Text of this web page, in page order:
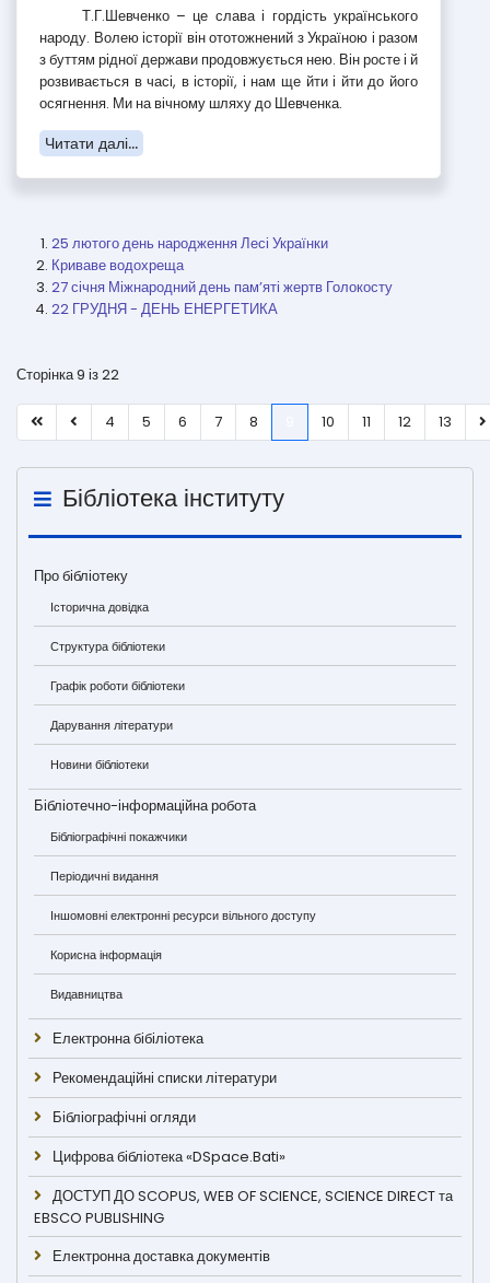
Т.Г.Шевченко – це слава і гордість українського
народу. Волею історії він ототожнений з Україною і разом
з буттям рідної держави продовжується нею. Він росте і й
розвивається в часі, в історії, і нам ще йти і йти до його
осягнення. Ми на вічному шляху до Шевченка.
Читати далі...
25 лютого день народження Лесі Українки
Криваве водохреща
27 січня Міжнародний день пам’яті жертв Голокосту
22 ГРУДНЯ - ДЕНЬ ЕНЕРГЕТИКА
Сторінка 9 із 22
4 5 6 7 8 10 11 12 13
Бібліотека інституту
Про бібліотеку
Історична довідка
Структура бібліотеки
Графік роботи бібліотеки
Дарування літератури
Новини бібліотеки
Бібліотечно-інформаційна робота
Бібліографічні покажчики
Періодичні видання
Іншомовні електронні ресурси вільного доступу
Корисна інформація
Видавництва
Електронна бібіліотека
Рекомендаційні списки літератури
Бібліографічні огляди
Цифрова бібліотека «DSpace.Bati»
ДОСТУП ДО SCOPUS, WEB OF SCIENCE, SCIENCE DIRECT та
EBSCO PUBLISHING
Електронна доставка документів